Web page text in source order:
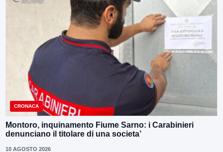
CRONACA
Montoro, inquinamento Fiume Sarno: i Carabinieri
denunciano il titolare di una societa’
10 AGOSTO 2026